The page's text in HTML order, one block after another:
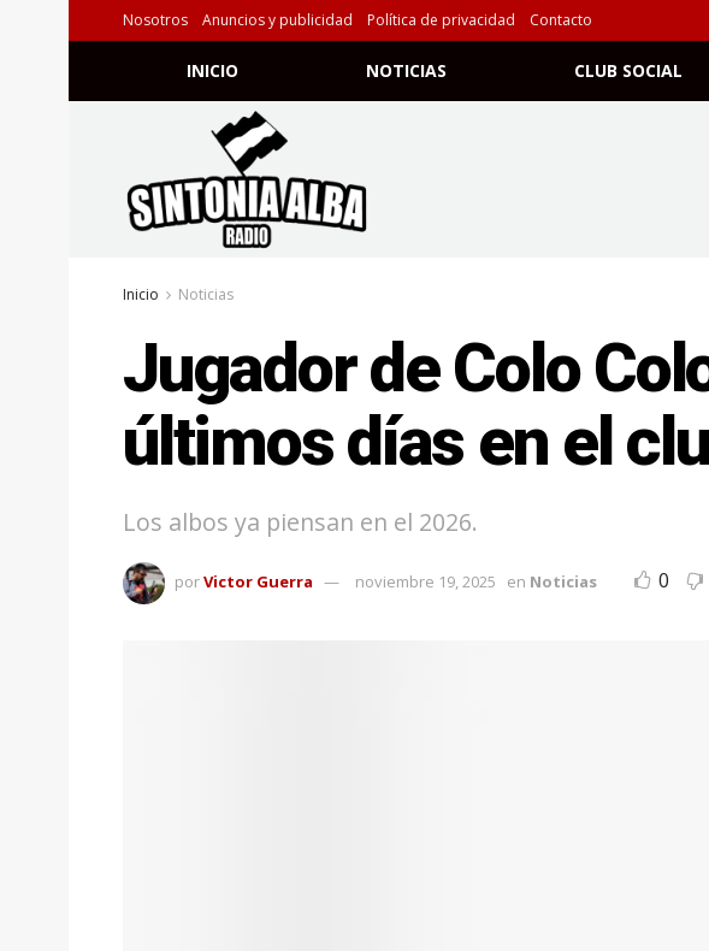
Nosotros Anuncios y publicidad Política de privacidad Contacto
INICIO NOTICIAS CLUB SOCIAL
Inicio Noticias
Jugador de Colo
últimos días en el
Los albos ya piensan en el 2026.
porVictor Guerra noviembre 19, 2025 en Noticias 0